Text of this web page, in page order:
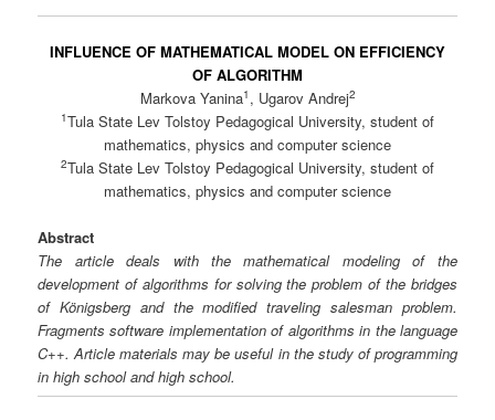
INFLUENCE OF MATHEMATICAL MODEL ON EFFICIENCY
OF ALGORITHM
Markova Yanina1 , Ugarov Andrej2
1Tula State Lev Tolstoy Pedagogical University, student of
mathematics, physics and computer science
2Tula State Lev Tolstoy Pedagogical University, student of
mathematics, physics and computer science
Abstract
The article deals with the mathematical modeling of the
development of algorithms for solving the problem of the bridges
of Königsberg and the modified traveling salesman problem.
Fragments software implementation of algorithms in the language
C++. Article materials may be useful in the study of programming
in high school and high school.